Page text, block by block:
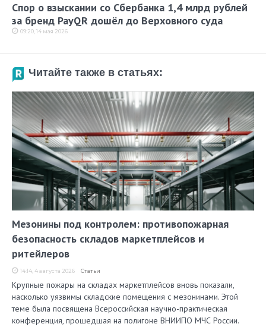
Спор о взыскании со Сбербанка 1,4 млрд рублей
за бренд PayQR дошёл до Верховного суда
09:20, 14 мая 2026
Читайте также в статьях:
Мезонины под контролем: противопожарная
безопасность складов маркетплейсов и
ритейлеров
14:14, 4 августа 2026 Статьи
Крупные пожары на складах маркетплейсов вновь показали,
насколько уязвимы складские помещения с мезонинами. Этой
теме была посвящена Всероссийская научно-практическая
конференция, прошедшая на полигоне ВНИИПО МЧС России.